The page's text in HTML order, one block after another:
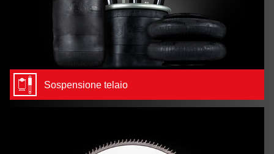
Sospensione telaio